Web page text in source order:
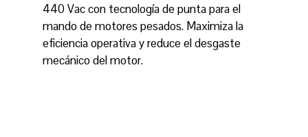
440 Vac con tecnología de punta para el
mando de motores pesados. Maximiza la
eficiencia operativa y reduce el desgaste
mecánico del motor.